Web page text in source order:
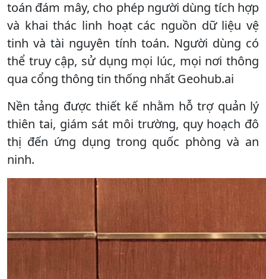
toán đám mây, cho phép người dùng tích hợp
và khai thác linh hoạt các nguồn dữ liệu vệ
tinh và tài nguyên tính toán. Người dùng có
thể truy cập, sử dụng mọi lúc, mọi nơi thông
qua cổng thông tin thống nhất Geohub.ai
Nền tảng được thiết kế nhằm hỗ trợ quản lý
thiên tai, giám sát môi trường, quy hoạch đô
thị đến ứng dụng trong quốc phòng và an
ninh.